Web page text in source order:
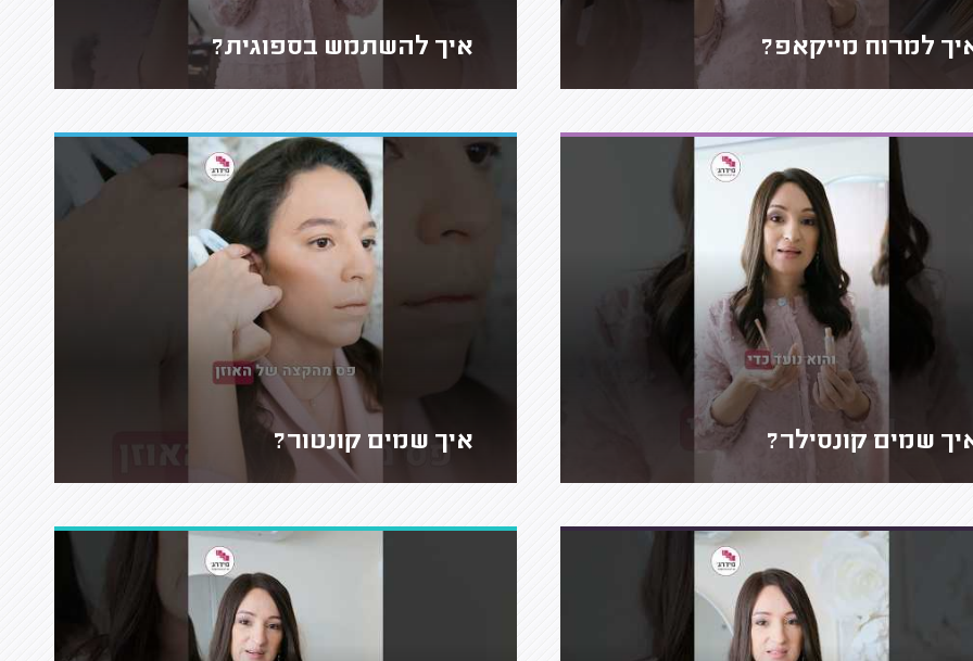
למרוח מייקאפ? איך להשתמש בספוגית?
שמים קונסילר? איך שמים קונטור?